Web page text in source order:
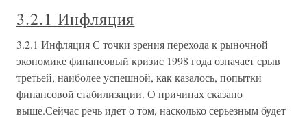
3.2.1 Инфляция
3.2.1 Инфляция С точки зрения перехода к рыночной
экономике финансовый кризис 1998 года означает срыв
третьей, наиболее успешной, как казалось, попытки
финансовой стабилизации. О причинах сказано
выше.Сейчас речь идет о том, насколько серьезным будет